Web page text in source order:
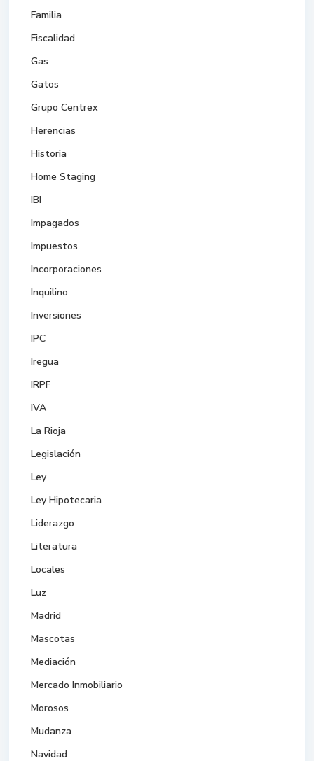
Familia
Fiscalidad
Gas
Gatos
Grupo Centrex
Herencias
Historia
Home Staging
IBI
Impagados
Impuestos
Incorporaciones
Inquilino
Inversiones
IPC
Iregua
IRPF
IVA
La Rioja
Legislación
Ley
Ley Hipotecaria
Liderazgo
Literatura
Locales
Luz
Madrid
Mascotas
Mediación
Mercado Inmobiliario
Morosos
Mudanza
Navidad